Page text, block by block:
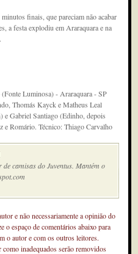
finais, que pareciam não acabar
a festa explodiu em Araraquara e na
Luminosa) - Araraquara - SP
Thomás Kayck e Matheus Leal
Gabriel Santiago (Edinho, depois
Romário. Técnico: Thiago Carvalho
camisas do Juventus. Mantém o
e não necessariamente a opinião do
espaço de comentários abaixo para
o autor e com os outros leitores.
inadequados serão removidos